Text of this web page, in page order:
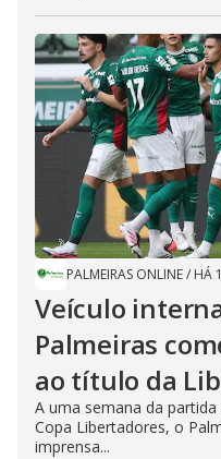
PALMEIRAS ONLINE/ HÁ
Veículo
Palmeiras
ao título da
A uma semana da
Copa Libertadores, o
imprensa...